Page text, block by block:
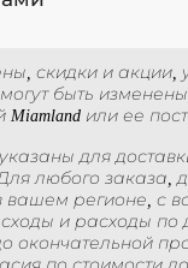
скидки и акции,
быть
Miamland или ее
для
любого заказа,
регионе, с
и расходы по
окончательной